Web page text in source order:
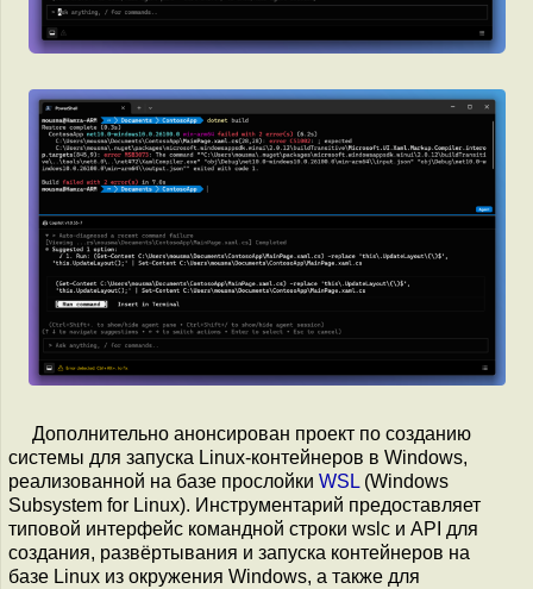
Дополнительно анонсирован проект по созданию
системы для запуска Linux-контейнеров в Windows,
реализованной на базе прослойки WSL (Windows
Subsystem for Linux). Инструментарий предоставляет
типовой интерфейс командной строки wslc и API для
создания, развёртывания и запуска контейнеров на
базе Linux из окружения Windows, а также для